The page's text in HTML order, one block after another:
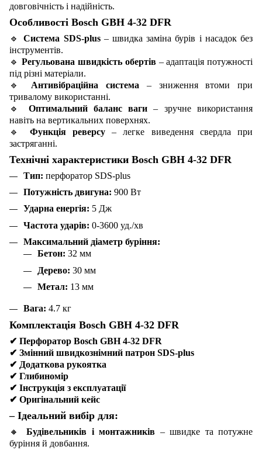
довговічність і надійність.
Особливості Bosch GBH 4-32 DFR
🔹 Система SDS-plus– швидка заміна бурів і насадок без
інструментів.
🔹 Регульована швидкість обертів– адаптація потужності
під різні матеріали.
🔹
Антивібраційна система – зниження втоми при
тривалому використанні.
🔹
Оптимальний баланс ваги – зручне використання
навіть на вертикальних поверхнях.
🔹
Функція реверсу– легке виведення свердла при
застряганні.
Технічні характеристики Bosch GBH 4-32 DFR
Тип: перфоратор SDS-plus
Потужність двигуна: 900 Вт
Ударна енергія: 5 Дж
Частота ударів: 0-3600 уд./хв
Максимальний діаметр буріння:
Бетон: 32 мм
Дерево: 30 мм
Метал: 13 мм
Вага: 4.7 кг
Комплектація Bosch GBH 4-32 DFR
✔ Перфоратор Bosch GBH 4-32 DFR
✔ Змінний швидкознімний патрон SDS-plus
✔ Додаткова рукоятка
✔ Глибиномір
✔ Інструкція з експлуатації
✔ Оригінальний кейс
– Ідеальний вибір для:
🔸 Будівельників і монтажників – швидке та потужне
буріння й довбання.